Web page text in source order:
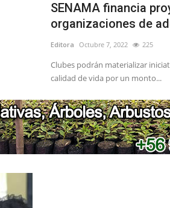
SENAMA financia
organizaciones de
Editora Octubre 7, 2022 225
Clubes podrán materializar
calidad de vida por un monto...